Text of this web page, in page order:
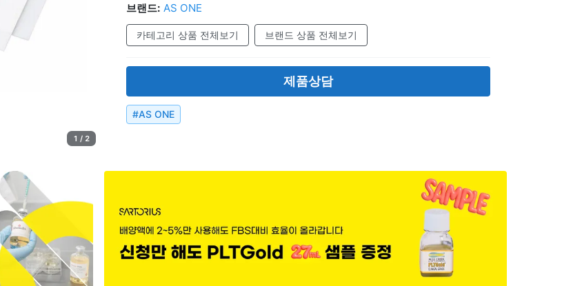
1 / 2
브랜드: AS ONE
카테고리 상품 전체보기 브랜드 상품 전체보기
제품상담
#AS ONE